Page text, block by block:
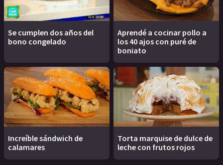
Se cumplen dos años del
bono congelado
Aprendé a cocinar pollo a
los 40 ajos con puré de
boniato
Increíble sándwich de
calamares
Torta marquise de dulce de
leche con frutos rojos